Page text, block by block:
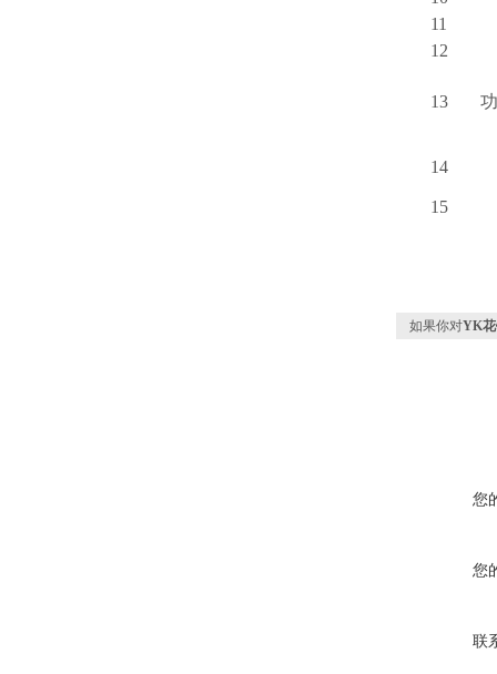
11
12
13
14
15
如果你对YK
您
您
联